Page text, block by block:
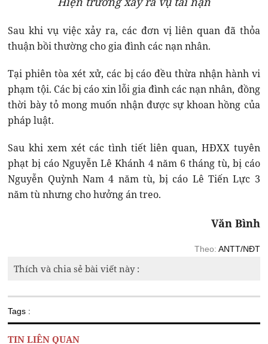
Sau khi vụ việc xảy ra, các đơn vị liên quan đã thỏa
thuận bồi thường cho gia đình các nạn nhân.
Tại phiên tòa xét xử, các bị cáo đều thừa nhận hành vi
phạm tội. Các bị cáo xin lỗi gia đình các nạn nhân, đồng
thời bày tỏ mong muốn nhận được sự khoan hồng của
pháp luật.
Sau khi xem xét các tình tiết liên quan, HĐXX tuyên
phạt bị cáo Nguyễn Lê Khánh 4 năm 6 tháng tù, bị cáo
Nguyễn Quỳnh Nam 4 năm tù, bị cáo Lê Tiến Lực 3
năm tù nhưng cho hưởng án treo.
Văn Bình
Theo: ANTT/NĐT
Thích và chia sẻ bài viết này :
Tags :
TIN LIÊN QUAN